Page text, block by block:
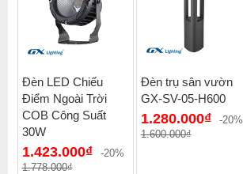
Đèn LED Chiếu
Điểm Ngoài Trời
COB Công Suất
30W
1.423.000₫
-20%
1.778.000₫
Đèn trụ sân vườn
GX-SV-05-H600
1.280.000₫
-20%
1.600.000₫